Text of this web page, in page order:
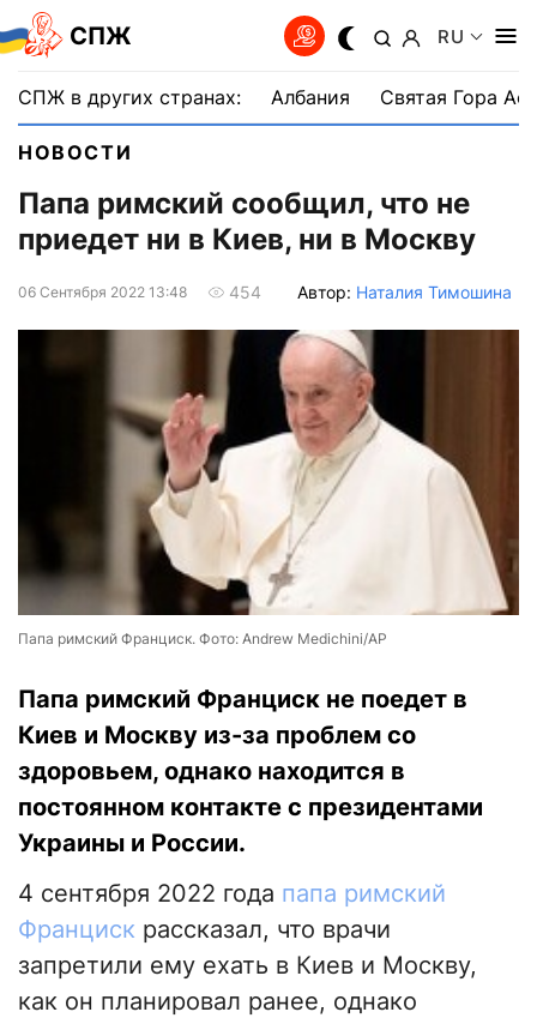
СПЖ RU
СПЖ в других странах: Албания Святая Гора
НОВОСТИ
Папа римский сообщил, что не
приедет ни в Киев, ни в Москву
06 Сентября 2022 13:48 454 Автор: Наталия Тимошина
Папа римский Франциск. Фото: Andrew Medichini/AP
Папа римский Франциск не поедет в
Киев и Москву из-за проблем со
здоровьем, однако находится в
постоянном контакте с президентами
Украины и России.
4 сентября 2022 года папа римский
Франциск рассказал, что врачи
запретили ему ехать в Киев и Москву,
как он планировал ранее, однако